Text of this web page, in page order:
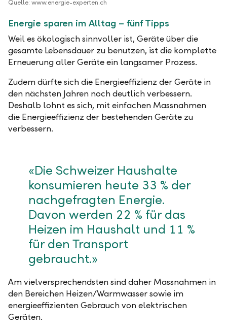
Quelle: www.energie-experten.ch
Energie sparen im Alltag – fünf Tipps
Weil es ökologisch sinnvoller ist, Geräte über die
gesamte Lebensdauer zu benutzen, ist die komplette
Erneuerung aller Geräte ein langsamer Prozess.
Zudem dürfte sich die Energieeffizienz der Geräte in
den nächsten Jahren noch deutlich verbessern.
Deshalb lohnt es sich, mit einfachen Massnahmen
die Energieeffizienz der bestehenden Geräte zu
verbessern.
«Die Schweizer Haushalte
konsumieren heute 33 % der
nachgefragten Energie.
Davon werden 22 % für das
Heizen im Haushalt und 11 %
für den Transport
gebraucht.»
Am vielversprechendsten sind daher Massnahmen in
den Bereichen Heizen/Warmwasser sowie im
energieeffizienten Gebrauch von elektrischen
Geräten.